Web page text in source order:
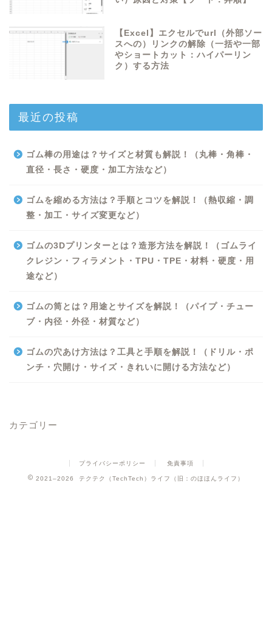
【Excel】エクセルでurl（外部ソー
スへの）リンクの解除（一括や一部
やショートカット：ハイパーリン
ク）する方法
最近の投稿
ゴム棒の用途は？サイズと材質も解説！（丸棒・角棒・
直径・長さ・硬度・加工方法など）
ゴムを縮める方法は？手順とコツを解説！（熱収縮・調
整・加工・サイズ変更など）
ゴムの3Dプリンターとは？造形方法を解説！（ゴムライ
クレジン・フィラメント・TPU・TPE・材料・硬度・用
途など）
ゴムの筒とは？用途とサイズを解説！（パイプ・チュー
ブ・内径・外径・材質など）
ゴムの穴あけ方法は？工具と手順を解説！（ドリル・ポ
ンチ・穴開け・サイズ・きれいに開ける方法など）
カテゴリー
プライバシーポリシー 免責事項
2021–2026 テクテク（TechTech）ライフ（旧：のほほんライフ）